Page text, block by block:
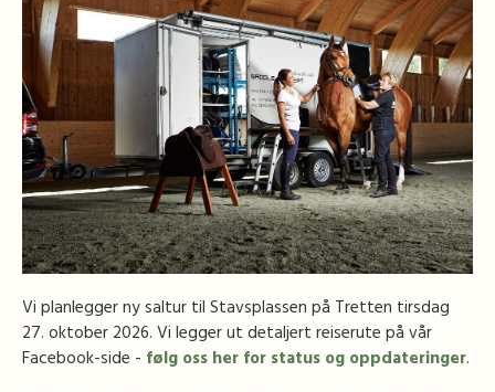
Vi planlegger ny saltur til Stavsplassen på Tretten tirsdag
27. oktober 2026. Vi legger ut detaljert reiserute på vår
Facebook-side - følg oss her for status og oppdateringer.